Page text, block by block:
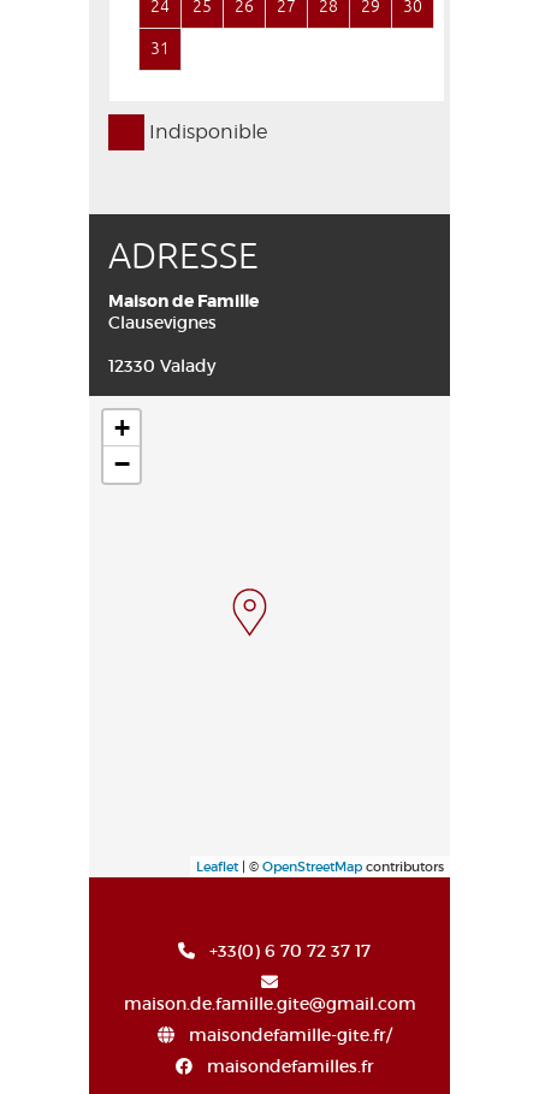
24 25 26 27 28 29 30
31
Indisponible
ADRESSE
Maison de Famille
Clausevignes
12330 Valady
+
−
Leaflet| © OpenStreetMap contributors
+33(0) 6 70 72 37 17
maison.de.famille.gite@gmail.com
maisondefamille-gite.fr/
maisondefamilles.fr